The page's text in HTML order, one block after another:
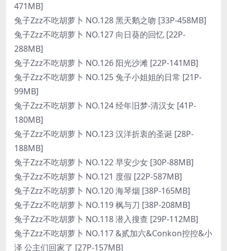
471MB]
兔子Zzz不吃胡萝卜 NO.128 黑天鹅之吻 [33P-458MB]
兔子Zzz不吃胡萝卜 NO.127 向日葵的回忆 [22P-
288MB]
兔子Zzz不吃胡萝卜 NO.126 阳光沙滩 [22P-141MB]
兔子Zzz不吃胡萝卜 NO.125 兔子小姐姐的日常 [21P-
99MB]
兔子Zzz不吃胡萝卜 NO.124 经年旧梦-清汉女 [41P-
180MB]
兔子Zzz不吃胡萝卜 NO.123 汉洋折衷的圣诞 [28P-
188MB]
兔子Zzz不吃胡萝卜 NO.122 早安少女 [30P-88MB]
兔子Zzz不吃胡萝卜 NO.121 度假 [22P-587MB]
兔子Zzz不吃胡萝卜 NO.120 海琴烟 [38P-165MB]
兔子Zzz不吃胡萝卜 NO.119 枫与刀 [38P-208MB]
兔子Zzz不吃胡萝卜 NO.118 潜入搜查 [29P-112MB]
兔子Zzz不吃胡萝卜 NO.117 &贰加六&Conkon控控&小
泽 公主们回家了 [27P-157MB]